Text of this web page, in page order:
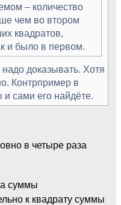
– количество
чем во втором
квадратов,
и было в первом.
надо доказывать. Хотя
Контрпример в
и сами его найдёте.
в четыре раза
суммы
к квадрату суммы